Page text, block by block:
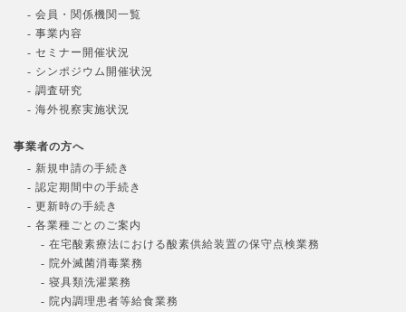
- 会員・関係機関一覧
- 事業内容
- セミナー開催状況
- シンポジウム開催状況
- 調査研究
- 海外視察実施状況
事業者の方へ
- 新規申請の手続き
- 認定期間中の手続き
- 更新時の手続き
- 各業種ごとのご案内
- 在宅酸素療法における酸素供給装置の保守点検業務
- 院外滅菌消毒業務
- 寝具類洗濯業務
- 院内調理患者等給食業務